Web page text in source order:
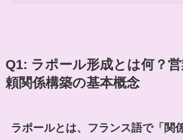
Q1: ラポール形成とは何？
頼関係構築の基本概念
ラポールとは、フランス語で「関